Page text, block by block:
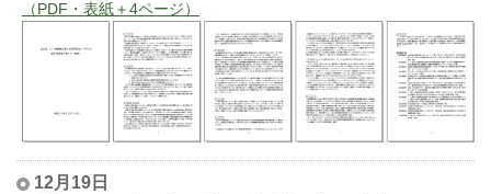
（PDF・表紙＋4ページ）
12月19日